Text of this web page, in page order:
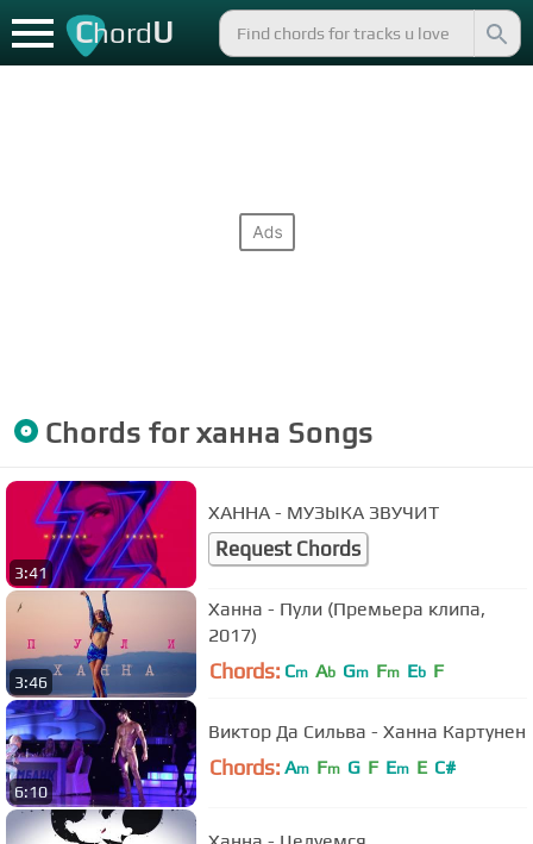
ChordU
Chords forханна Songs
3:41
ХАННА - МУЗЫКА ЗВУЧИТ
Request Chords
3:46
Ханна - Пули (Премьера клипа,
2017)
Chords: Cm Ab Gm Fm Eb F
6:10
Виктор Да Сильва - Ханна Картунен
Chords: Am Fm G F Em E C#